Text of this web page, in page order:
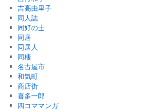
吉高由里子
同人誌
同好の士
同居
同居人
同棲
名古屋市
和気町
商店街
喜多一郎
四コママンガ